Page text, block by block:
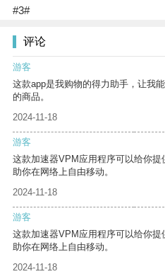
#3#
评论
游客
这款app是我购物的得力助手，让我
的商品。
2024-11-18
游客
这款加速器VPM应用程序可以给你
助你在网络上自由移动。
2024-11-18
游客
这款加速器VPM应用程序可以给你
助你在网络上自由移动。
2024-11-18